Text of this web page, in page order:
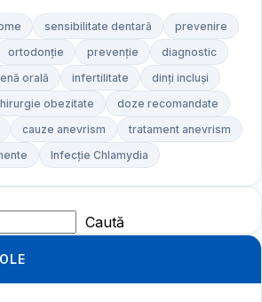
sensibilitate dentară
prevenire
ortodonție prevenție
diagnostic
orală infertilitate
dinți incluși
obezitate
doze recomandate
cauze anevrism
tratament anevrism
Infecție Chlamydia
Caută